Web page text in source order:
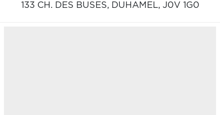
133 CH. DES BUSES, DUHAMEL, J0V 1G0